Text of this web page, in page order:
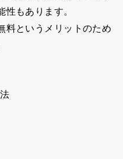
もあります。
料というメリットのため